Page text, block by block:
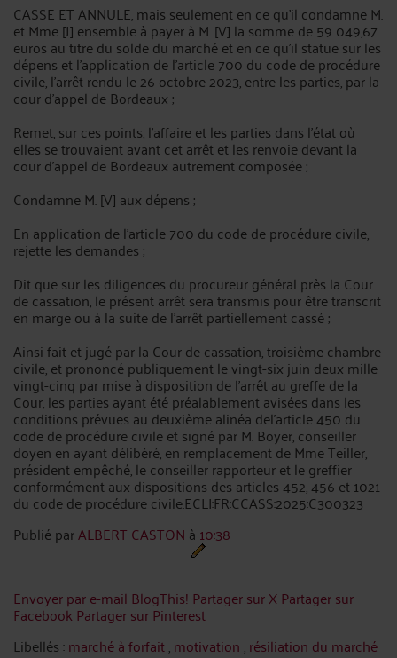
CASSE ET ANNULE, mais seulement en ce qu'il condamne M.
et Mme [J] ensemble à payer à M. [V] la somme de 59 049,67
euros au titre du solde du marché et en ce qu'il statue sur les
dépens et l'application de l'article 700 du code de procédure
civile, l'arrêt rendu le 26 octobre 2023, entre les parties, par la
cour d'appel de Bordeaux ;
Remet, sur ces points, l'affaire et les parties dans l'état où
elles se trouvaient avant cet arrêt et les renvoie devant la
cour d'appel de Bordeaux autrement composée ;
Condamne M. [V] aux dépens ;
En application de l'article 700 du code de procédure civile,
rejette les demandes ;
Dit que sur les diligences du procureur général près la Cour
de cassation, le présent arrêt sera transmis pour être transcrit
en marge ou à la suite de l'arrêt partiellement cassé ;
Ainsi fait et jugé par la Cour de cassation, troisième chambre
civile, et prononcé publiquement le vingt-six juin deux mille
vingt-cinq par mise à disposition de l'arrêt au greffe de la
Cour, les parties ayant été préalablement avisées dans les
conditions prévues au deuxième alinéa del'article 450 du
code de procédure civile et signé par M. Boyer, conseiller
doyen en ayant délibéré, en remplacement de Mme Teiller,
président empêché, le conseiller rapporteur et le greffier
conformément aux dispositions des articles 452, 456 et 1021
du code de procédure civile.ECLI:FR:CCASS:2025:C300323
Publié parALBERT CASTON à 10:38
Envoyer par e-mail BlogThis! Partager sur XPartager sur
Facebook Partager sur Pinterest
Libellés :marché à forfait,motivation ,résiliation du marché